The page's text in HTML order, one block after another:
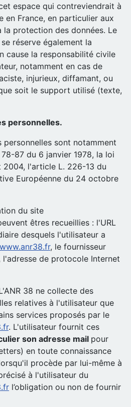
espace qui contreviendrait à
en France, en particulier aux
protection des données. Le
réserve également la
cause la responsabilité civile
notamment en cas de
injurieux, diffamant, ou
soit le support utilisé (texte,
personnelles.
personnelles sont notamment
87 du 6 janvier 1978, la loi
2004, l'article L. 226-13 du
Européenne du 24 octobre
du site
êtres recueillies : l'URL
desquels l'utilisateur a
, le fournisseur
de protocole Internet
38 ne collecte des
relatives à l'utilisateur que
services proposés par le
. L'utilisateur fournit ces
son adresse mail pour
en toute connaissance
procède par lui-même à
à l'utilisateur du
l’obligation ou non de fournir